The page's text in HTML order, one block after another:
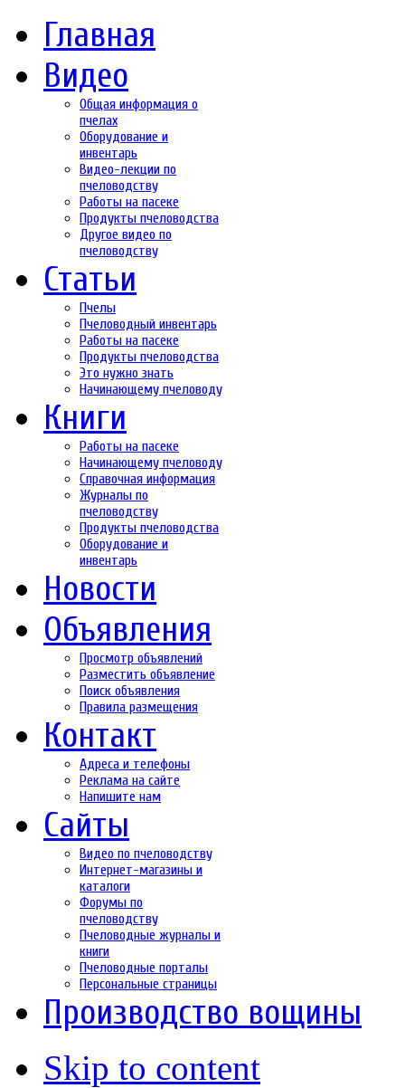
Главная
Видео
Общая информация о
пчелах
Оборудование и
инвентарь
Видео-лекции по
пчеловодству
Работы на пасеке
Продукты пчеловодства
Другое видео по
пчеловодству
Статьи
Пчелы
Пчеловодный инвентарь
Работы на пасеке
Продукты пчеловодства
Это нужно знать
Начинающему пчеловоду
Книги
Работы на пасеке
Начинающему пчеловоду
Справочная информация
Журналы по
пчеловодству
Продукты пчеловодства
Оборудование и
инвентарь
Новости
Объявления
Просмотр объявлений
Разместить объявление
Поиск объявления
Правила размещения
Контакт
Адреса и телефоны
Реклама на сайте
Напишите нам
Сайты
Видео по пчеловодству
Интернет-магазины и
каталоги
Форумы по
пчеловодству
Пчеловодные журналы и
книги
Пчеловодные порталы
Персональные страницы
Производство вощины
Skip to content